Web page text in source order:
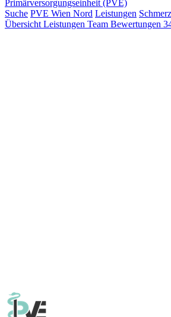
Primärversorgungseinheit (PVE)
Suche PVE Wien Nord Leistungen
Übersicht Leistungen Team Bewertungen